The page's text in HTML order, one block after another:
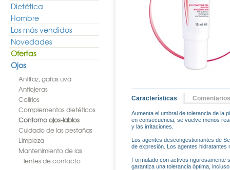
Dietética
Hombre
Los más vendidos
Novedades
Ofertas
Ojos
Antifaz, gafas uva
Antiojeras
Colirios
Complementos dietéticos
Contorno ojos-labios
Cuidado de las pestañas
Limpieza
Mantenimiento de las
lentes de contacto
Características Comentarios
Aumenta el umbral de tolerancia de la
en consecuencia, se vuelve menos
y las irritaciones.
Los agentes descongestionantes de
de expresión. Los agentes hidratantes
Formulado con activos rigurosamente
garantiza una tolerancia óptima,